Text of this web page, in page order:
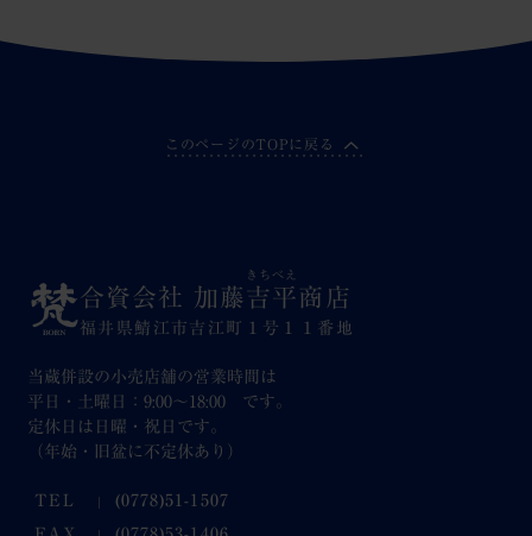
このページのTOPに戻る
合資会社 加藤 吉平
きちべえ
商店
福井県鯖江市吉江町１号１１番地
当蔵併設の小売店舗の営業時間は
平日・土曜日：9:00～18:00 です。
定休日は日曜・祝日です。
（年始・旧盆に不定休あり）
TEL
(0778)51-1507